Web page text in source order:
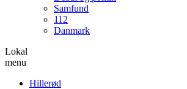
Samfund
112
Danmark
Lokal
menu
Hillerød